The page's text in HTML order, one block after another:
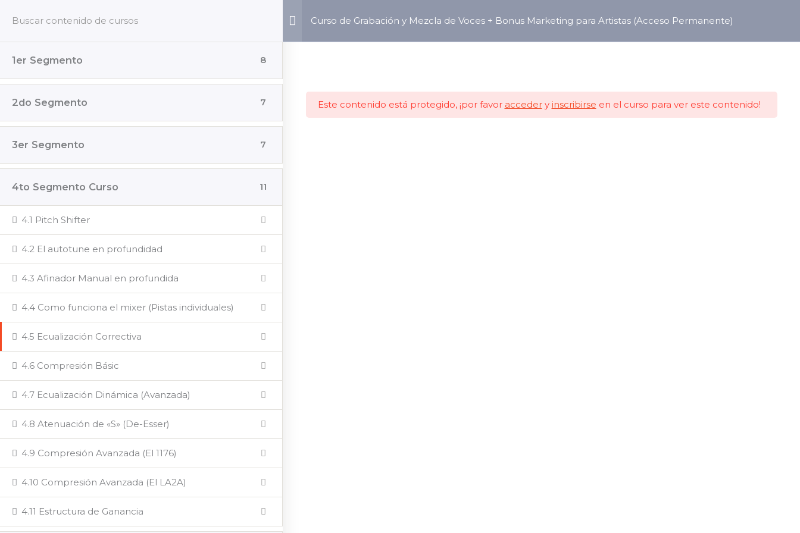
Inicio Cursos Curso de Grabación y Mezcla de Voces + Bonus Marketing para Artistas (Acceso Permanente)
1er Segmento 8
2do Segmento 7
3er Segmento 7
4to Segmento Curso 11
4.1 Pitch Shifter
4.2 El autotune en profundidad
4.3 Afinador Manual en profundida
4.4 Como funciona el mixer (Pistas individuales)
4.5 Ecualización Correctiva
4.6 Compresión Básic
4.7 Ecualización Dinámica (Avanzada)
4.8 Atenuación de «S» (De-Esser)
4.9 Compresión Avanzada (El 1176)
4.10 Compresión Avanzada (El LA2A)
4.11 Estructura de Ganancia
Este contenido está protegido, ¡por favor accedery inscribirse en el curso para ver este contenido!